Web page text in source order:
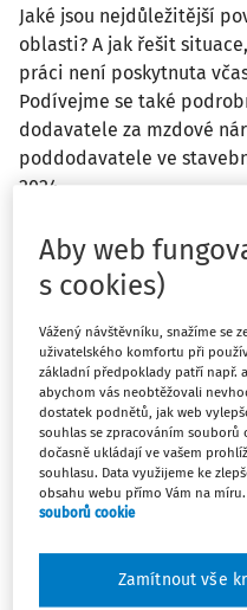
Jaké jsou nejdůležitější
oblasti? A jak řešit
práci není poskytnuta
Podívejme se také
dodavatele za mzdové
poddodavatele ve
2024.
Za vykonanou práci
odměna z dohody za
tento zákon nebo zvláštní
zaměstnanci
3 ZP, tj. například stát,
státní fond. Odměna z
pracujícím na základě
dohody o pracovní
poměru v tzv. soukromé
dále zabývat.
Nejdůležitější
Aby web
s cookies)
Vážený návštěvníku, snažíme se
uživatelského komfortu při
základní předpoklady patří např.
abychom vás neobtěžovali
dostatek podnětů, jak web
souhlas se zpracováním souborů
dočasně ukládají ve vašem
souhlasu. Data využijeme ke
obsahu webu přímo Vám na míru.
souborů cookie
Zamítnout vše